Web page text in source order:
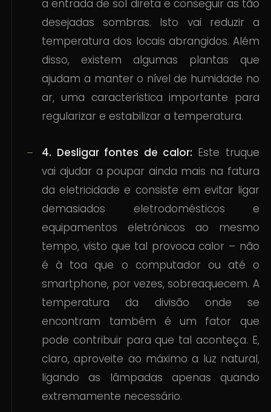
a entrada de sol direta e conseguir as tão
desejadas sombras. Isto vai reduzir a
temperatura dos locais abrangidos. Além
disso, existem algumas plantas que
ajudam a manter o nível de humidade no
ar, uma característica importante para
regularizar e estabilizar a temperatura.
4. Desligar fontes de calor: Este truque
vai ajudar a poupar ainda mais na fatura
da eletricidade e consiste em evitar ligar
demasiados eletrodomésticos e
equipamentos eletrónicos ao mesmo
tempo, visto que tal provoca calor – não
é à toa que o computador ou até o
smartphone, por vezes, sobreaquecem. A
temperatura da divisão onde se
encontram também é um fator que
pode contribuir para que tal aconteça. E,
claro, aproveite ao máximo a luz natural,
ligando as lâmpadas apenas quando
extremamente necessário.